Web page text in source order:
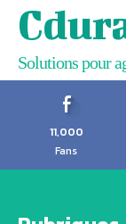
Solutions pour
11,000
Fans